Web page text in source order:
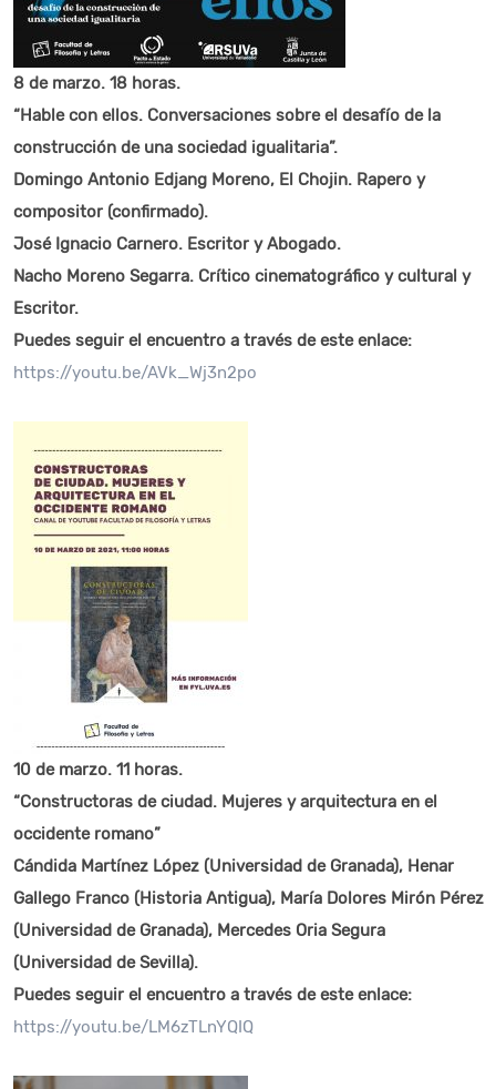
8 de marzo. 18 horas.
“Hable con ellos. Conversaciones sobre el desafío de la
construcción de una sociedad igualitaria”.
Domingo Antonio Edjang Moreno, El Chojin. Rapero y
compositor (confirmado).
José Ignacio Carnero. Escritor y Abogado.
Nacho Moreno Segarra. Crítico cinematográfico y cultural y
Escritor.
Puedes seguir el encuentro a través de este enlace:
https://youtu.be/AVk_Wj3n2po
10 de marzo. 11 horas.
“Constructoras de ciudad. Mujeres y arquitectura en el
occidente romano”
Cándida Martínez López (Universidad de Granada), Henar
Gallego Franco (Historia Antigua), María Dolores Mirón Pérez
(Universidad de Granada), Mercedes Oria Segura
(Universidad de Sevilla).
Puedes seguir el encuentro a través de este enlace:
https://youtu.be/LM6zTLnYQIQ